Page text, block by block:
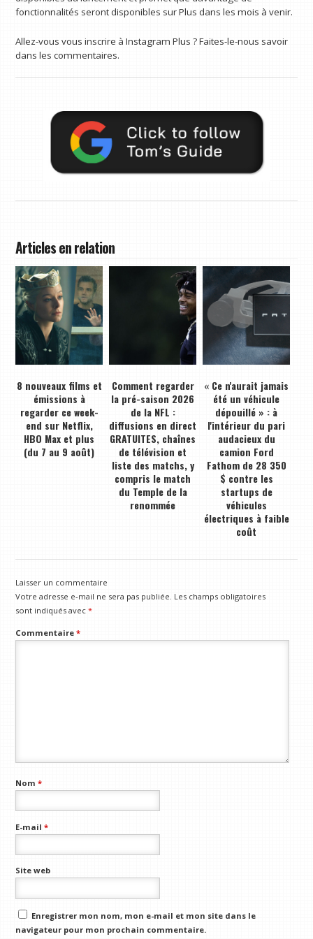
fonctionnalités seront disponibles sur Plus dans les mois à venir.
Allez-vous vous inscrire à Instagram Plus ? Faites-le-nous savoir
dans les commentaires.
Articles en relation
8 nouveaux films et
émissions à
regarder ce week-
end sur Netflix,
HBO Max et plus
(du 7 au 9 août)
Comment regarder
la pré-saison 2026
de la NFL :
diffusions en direct
GRATUITES, chaînes
de télévision et
liste des matchs, y
compris le match
du Temple de la
renommée
« Ce n'aurait jamais
été un véhicule
dépouillé » : à
l'intérieur du pari
audacieux du
camion Ford
Fathom de 28 350
$ contre les
startups de
véhicules
électriques à faible
coût
Laisser un commentaire
Votre adresse e-mail ne sera pas publiée. Les champs obligatoires
sont indiqués avec*
Commentaire*
Nom*
E-mail*
Site web
Enregistrer mon nom, mon e-mail et mon site dans le
navigateur pour mon prochain commentaire.